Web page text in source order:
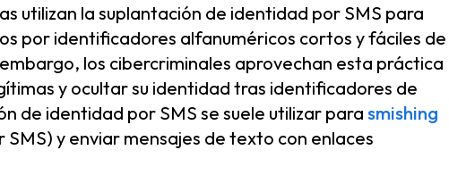
utilizan la suplantación de identidad por SMS para
por identificadores alfanuméricos cortos y fáciles de
los cibercriminales aprovechan esta práctica
y ocultar su identidad tras identificadores de
de identidad por SMS se suele utilizar para smishing
y enviar mensajes de texto con enlaces